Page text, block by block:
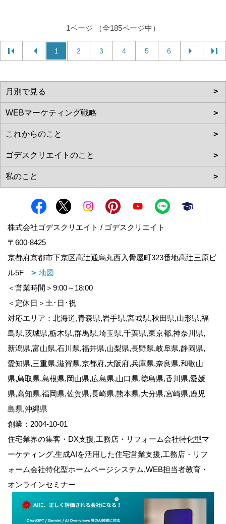
1ページ （全185ページ中）
1 2 3 4 5 6
株式会社ゴデスクリエイト / ゴデスクリエイト
〒600-8425
京都府京都市下京区高辻通烏丸西入骨屋町323番地高辻三原ビ
ル5F
地図
＜営業時間＞9:00～18:00
＜定休日＞土･日･祝
対応エリア：北海道,青森県,岩手県,宮城県,秋田県,山形県,福
島県,茨城県,栃木県,群馬県,埼玉県,千葉県,東京都,神奈川県,
新潟県,富山県,石川県,福井県,山梨県,長野県,岐阜県,静岡県,
愛知県,三重県,滋賀県,京都府,大阪府,兵庫県,奈良県,和歌山
県,鳥取県,島根県,岡山県,広島県,山口県,徳島県,香川県,愛媛
県,高知県,福岡県,佐賀県,長崎県,熊本県,大分県,宮崎県,鹿児
島県,沖縄県
創業：2004-10-01
住宅業界の集客・DX支援,工務店・リフォーム会社特化型マ
ーケティング,生成AIを活用した住宅営業支援,工務店・リフ
ォーム会社特化型ホームページシステム,WEB担当者教育・
オンラインセミナー